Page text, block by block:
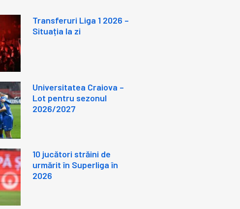
Transferuri Liga 1 2026 –
Situația la zi
Universitatea Craiova –
Lot pentru sezonul
2026/2027
10 jucători străini de
urmărit în Superliga în
2026